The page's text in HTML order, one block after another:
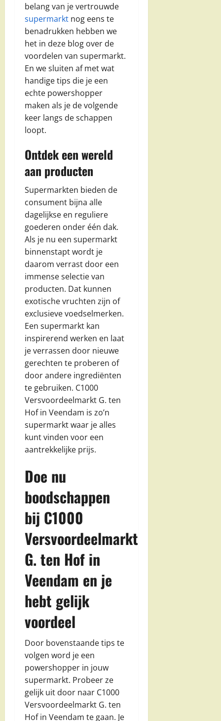
belang van je vertrouwde
supermarkt nog eens te
benadrukken hebben we
het in deze blog over de
voordelen van supermarkt.
En we sluiten af met wat
handige tips die je een
echte powershopper
maken als je de volgende
keer langs de schappen
loopt.
Ontdek een wereld
aan producten
Supermarkten bieden de
consument bijna alle
dagelijkse en reguliere
goederen onder één dak.
Als je nu een supermarkt
binnenstapt wordt je
daarom verrast door een
immense selectie van
producten. Dat kunnen
exotische vruchten zijn of
exclusieve voedselmerken.
Een supermarkt kan
inspirerend werken en laat
je verrassen door nieuwe
gerechten te proberen of
door andere ingrediënten
te gebruiken. C1000
Versvoordeelmarkt G. ten
Hof in Veendam is zo’n
supermarkt waar je alles
kunt vinden voor een
aantrekkelijke prijs.
Doe nu
boodschappen
bij C1000
Versvoordeelmarkt
G. ten Hof in
Veendam en je
hebt gelijk
voordeel
Door bovenstaande tips te
volgen word je een
powershopper in jouw
supermarkt. Probeer ze
gelijk uit door naar C1000
Versvoordeelmarkt G. ten
Hof in Veendam te gaan. Je